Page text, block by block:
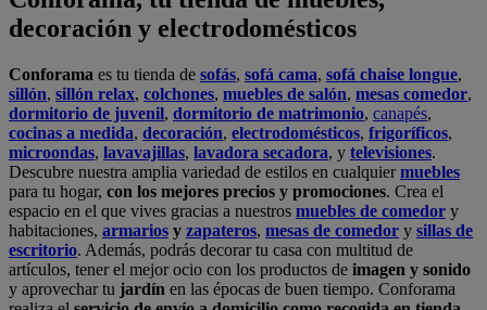
decoración y electrodomésticos
Conforama es tu tienda de sofás, sofá cama, sofá chaise longue,
sillón, sillón relax, colchones, muebles de salón, mesas comedor,
dormitorio de juvenil, dormitorio de matrimonio, canapés,
cocinas a medida, decoración, electrodomésticos, frigoríficos,
microondas, lavavajillas, lavadora secadora, y televisiones.
Descubre nuestra amplia variedad de estilos en cualquiermuebles
para tu hogar, con los mejores precios y promociones. Crea el
espacio en el que vives gracias a nuestros muebles de comedor y
habitaciones, armarios y zapateros, mesas de comedor y sillas de
escritorio. Además, podrás decorar tu casa con multitud de
artículos, tener el mejor ocio con los productos de imagen y sonido
y aprovechar tu jardín en las épocas de buen tiempo. Conforama